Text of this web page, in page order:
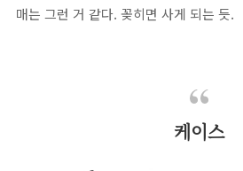
매는 그런 거 같다. 꽂히면 사게 되는 듯.
케이스